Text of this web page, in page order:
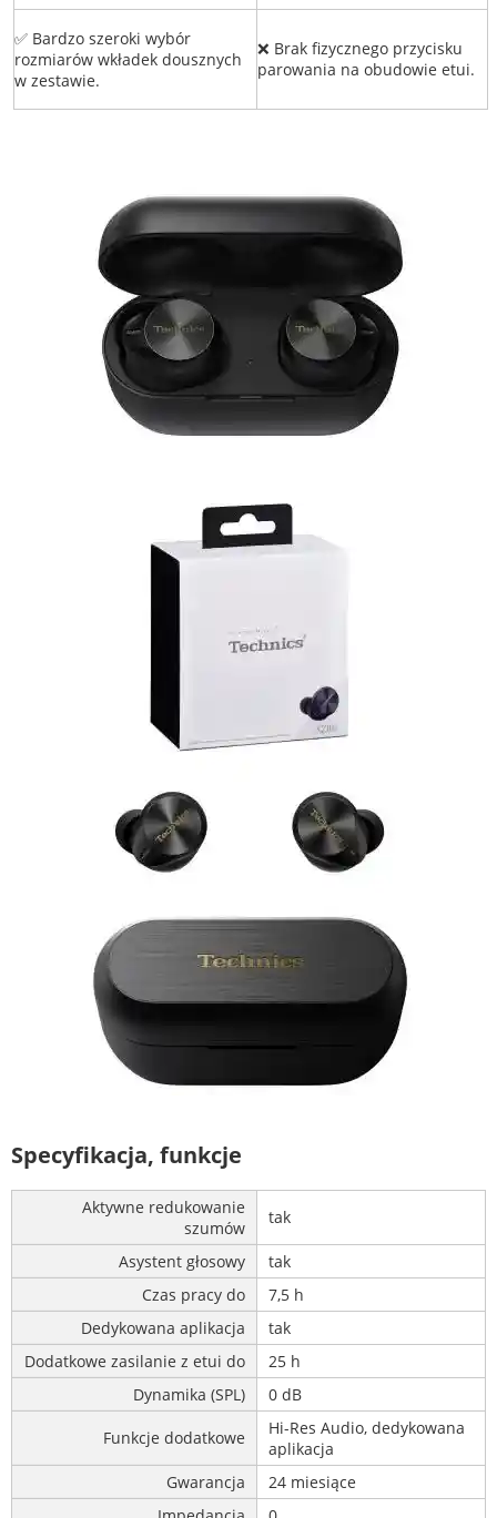
✅ Bardzo szeroki wybór
rozmiarów wkładek dousznych
w zestawie.
❌ Brak fizycznego przycisku
parowania na obudowie etui.
Specyfikacja, funkcje
Aktywne redukowanie
szumów
tak
Asystent głosowy
tak
Czas pracy do
7,5 h
Dedykowana aplikacja
tak
Dodatkowe zasilanie z etui do
25 h
Dynamika (SPL)
0 dB
Funkcje dodatkowe
Hi-Res Audio, dedykowana
aplikacja
Gwarancja
24 miesiące